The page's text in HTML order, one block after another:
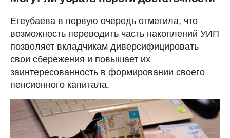
Егеубаева в первую очередь отметила, что
возможность переводить часть накоплений УИП
позволяет вкладчикам диверсифицировать
свои сбережения и повышает их
заинтересованность в формировании своего
пенсионного капитала.